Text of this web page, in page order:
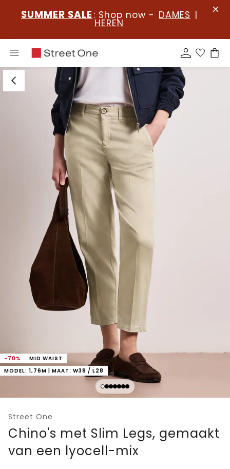
SUMMER SALE : Shop now - DAMES |
HEREN
-70%
MID WAIST
MODEL: 1,76M | MAAT: W38 / L28
Street One
Chino's met Slim Legs, gemaakt
van een lyocell-mix